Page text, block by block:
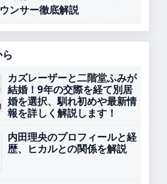
ンサー徹底解説
カズレーザーと二階堂ふみが
結婚！9年の交際を経て別居
婚を選択、馴れ初めや最新情
報を詳しく解説します！
内田理央のプロフィールと経
歴、ヒカルとの関係を解説